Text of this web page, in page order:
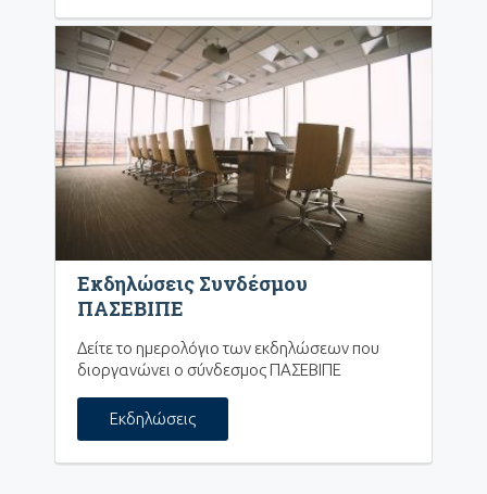
Εκδηλώσεις Συνδέσμου
ΠΑΣΕΒΙΠΕ
Δείτε το ημερολόγιο των εκδηλώσεων που
διοργανώνει ο σύνδεσμος ΠΑΣΕΒΙΠΕ
Εκδηλώσεις